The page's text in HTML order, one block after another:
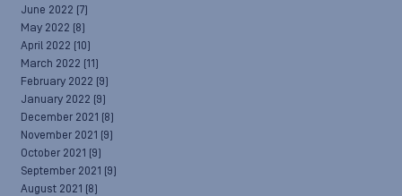
June 2022 (7)
May 2022 (8)
April 2022 (10)
March 2022 (11)
February 2022 (9)
January 2022 (9)
December 2021 (8)
November 2021 (9)
October 2021 (9)
September 2021 (9)
August 2021 (8)